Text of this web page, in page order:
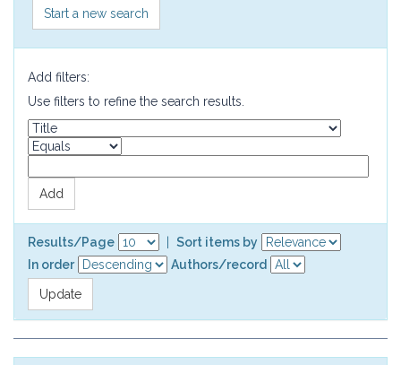
Start a new search
Add filters:
Use filters to refine the search results.
Results/Page
Sort items by
In order
Authors/record